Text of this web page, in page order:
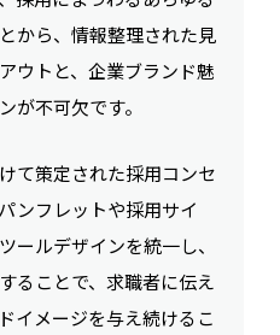
から、情報整理された見
ウトと、企業ブランド魅
が不可欠です。
て策定された採用コンセ
ンフレットや採用サイ
ールデザインを統一し、
ることで、求職者に伝え
イメージを与え続けるこ